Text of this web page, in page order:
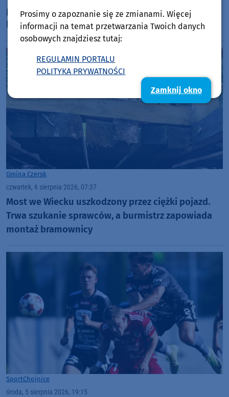
pastorówki w Kosobudach. Odnowa zabytku
kosztuje ponad 1 mln zł
Gmina Czersk
czwartek, 6 sierpnia 2026, 07:37
Most we Wiecku uszkodzony przez ciężki pojazd.
Trwa szukanie sprawców, a burmistrz zapowiada
montaż bramownicy
SportChojnice
środa, 5 sierpnia 2026, 19:15
Prosimy o zapoznanie się ze zmianami. Więcej
informacji na temat przetwarzania Twoich danych
osobowych znajdziesz tutaj:
REGULAMIN PORTALU
POLITYKA PRYWATNOŚCI
Zamknij okno